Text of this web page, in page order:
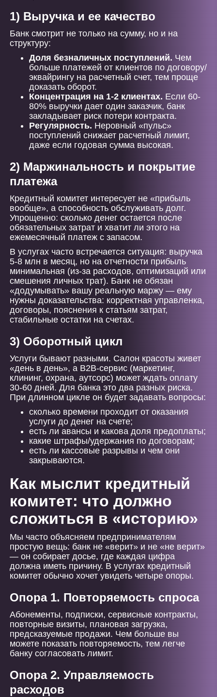
1) Выручка и ее качество
Банк смотрит не только на сумму, но и на
структуру:
Доля безналичных поступлений. Чем
больше платежей от клиентов по договору/
эквайрингу на расчетный счет, тем проще
доказать оборот.
Концентрация на 1-2 клиентах. Если 60-
80% выручки дает один заказчик, банк
закладывает риск потери контракта.
Регулярность. Неровный «пульс»
поступлений снижает расчетный лимит,
даже если годовая сумма высокая.
2) Маржинальность и покрытие
платежа
Кредитный комитет интересует не «прибыль
вообще», а способность обслуживать долг.
Упрощенно: сколько денег остается после
обязательных затрат и хватит ли этого на
ежемесячный платеж с запасом.
В услугах часто встречается ситуация: выручка
5-8 млн в месяц, но на отчетности прибыль
минимальная (из-за расходов, оптимизаций или
смешения личных трат). Банк не обязан
«додумывать» вашу реальную маржу — ему
нужны доказательства: корректная управленка,
договоры, пояснения к статьям затрат,
стабильные остатки на счетах.
3) Оборотный цикл
Услуги бывают разными. Салон красоты живет
«день в день», а B2B-сервис (маркетинг,
клининг, охрана, аутсорс) может ждать оплату
30-60 дней. Для банка это два разных риска.
При длинном цикле он будет задавать вопросы:
сколько времени проходит от оказания
услуги до денег на счете;
есть ли авансы и какова доля предоплаты;
какие штрафы/удержания по договорам;
есть ли кассовые разрывы и чем они
закрываются.
Как мыслит кредитный
комитет: что должно
сложиться в «историю»
Мы часто объясняем предпринимателям
простую вещь: банк не «верит» и не «не верит»
— он собирает досье, где каждая цифра
должна иметь причину. В услугах кредитный
комитет обычно хочет увидеть четыре опоры.
Опора 1. Повторяемость спроса
Абонементы, подписки, сервисные контракты,
повторные визиты, плановая загрузка,
предсказуемые продажи. Чем больше вы
можете показать повторяемость, тем легче
банку согласовать лимит.
Опора 2. Управляемость
расходов